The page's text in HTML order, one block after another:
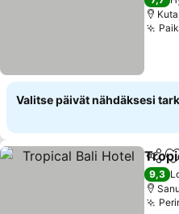
Valitse päivät nähdäksesi
Jaa
9,3